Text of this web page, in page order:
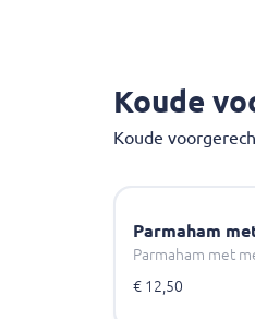
Koude
Koude
Parmaham
Parmaham met
€ 12,50